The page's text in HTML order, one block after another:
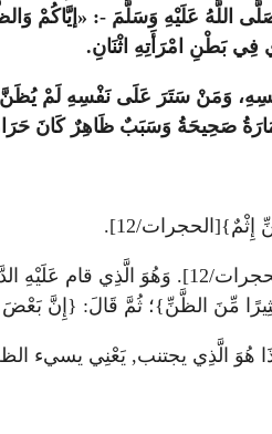
اللَّهُ عَلَيْهِ وَسَلَّمَ -: «إيَّاكُمْ
فِي بَطْنِ امْرَأَتِهِ اثْنَانِ.
وَمَنْ سَتَرَ عَلَى نَفْسِهِ لَمْ
صَحِيحَةُ وَسَبَبٌ ظَاهِرٌ كَانَ
12].
, فالآية أمر الله فِيهَا باجتناب كثيرًا من الظن, قَالَ: {إِنَّ بَعْضَ
مِّنَ الظَّنِّ}؛ ثُمَّ قَالَ: {إِنَّ بَعْضَ
هَذَا هُوَ الَّذِي يجتنب, يَعْنِي يسيء